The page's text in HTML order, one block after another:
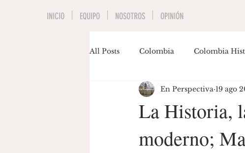
All Posts Colombia Colombia
Economía Educación
La Historia,
moderno;
En Perspectiva 19 ago
INICIO EQUIPO NOSOTROS OPINIÓN